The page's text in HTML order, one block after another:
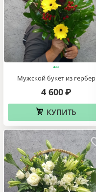
Мужской букет из гербер
4 600 ₽
КУПИТЬ